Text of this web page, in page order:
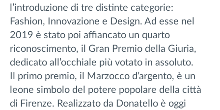
l’introduzione di tre distinte categorie:
Fashion, Innovazione e Design. Ad esse nel
2019 è stato poi affiancato un quarto
riconoscimento, il Gran Premio della Giuria,
dedicato all’occhiale più votato in assoluto.
Il primo premio, il Marzocco d’argento, è un
leone simbolo del potere popolare della città
di Firenze. Realizzato da Donatello è oggi